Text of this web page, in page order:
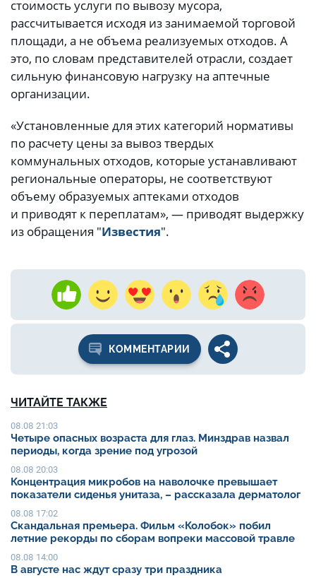
стоимость услуги по вывозу мусора,
рассчитывается исходя из занимаемой торговой
площади, а не объема реализуемых отходов. А
это, по словам представителей отрасли, создает
сильную финансовую нагрузку на аптечные
организации.
«Установленные для этих категорий нормативы
по расчету цены за вывоз твердых
коммунальных отходов, которые устанавливают
региональные операторы, не соответствуют
объему образуемых аптеками отходов
и приводят к переплатам», — приводят выдержку
из обращения "Известия".
КОММЕНТАРИИ
ЧИТАЙТЕ ТАКЖЕ
08.08 21:03
Четыре опасных возраста для глаз. Минздрав назвал
периоды, когда зрение под угрозой
08.08 20:03
Концентрация микробов на наволочке превышает
показатели сиденья унитаза, – рассказала дерматолог
08.08 17:02
Скандальная премьера. Фильм «Колобок» побил
летние рекорды по сборам вопреки массовой травле
08.08 14:00
В августе нас ждут сразу три праздника